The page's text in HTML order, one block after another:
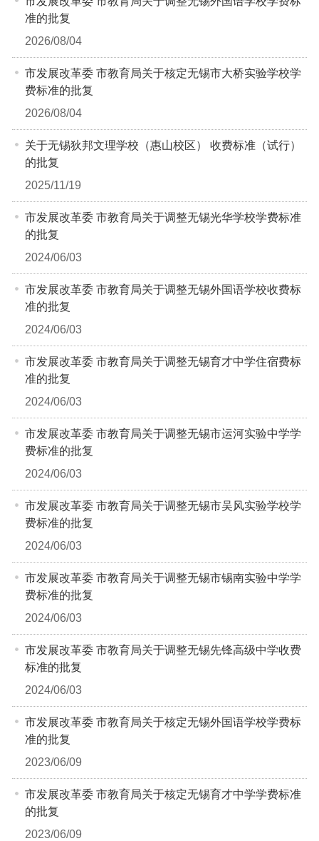
准的批复
2026/08/04
市发展改革委 市教育局关于核定无锡市大桥实验学校学
费标准的批复
2026/08/04
关于无锡狄邦文理学校（惠山校区） 收费标准（试行）
的批复
2025/11/19
市发展改革委 市教育局关于调整无锡光华学校学费标准
的批复
2024/06/03
市发展改革委 市教育局关于调整无锡外国语学校收费标
准的批复
2024/06/03
市发展改革委 市教育局关于调整无锡育才中学住宿费标
准的批复
2024/06/03
市发展改革委 市教育局关于调整无锡市运河实验中学学
费标准的批复
2024/06/03
市发展改革委 市教育局关于调整无锡市吴风实验学校学
费标准的批复
2024/06/03
市发展改革委 市教育局关于调整无锡市锡南实验中学学
费标准的批复
2024/06/03
市发展改革委 市教育局关于调整无锡先锋高级中学收费
标准的批复
2024/06/03
市发展改革委 市教育局关于核定无锡外国语学校学费标
准的批复
2023/06/09
市发展改革委 市教育局关于核定无锡育才中学学费标准
的批复
2023/06/09